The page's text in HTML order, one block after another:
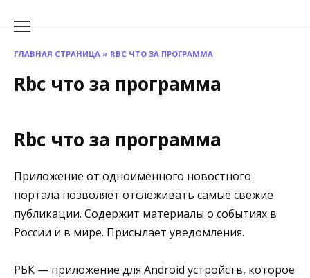
ГЛАВНАЯ СТРАНИЦА » RBC ЧТО ЗА ПРОГРАММА
Rbc что за программа
Rbc что за программа
Приложение от одноимённого новостного
портала позволяет отслеживать самые свежие
публикации. Содержит материалы о событиях в
России и в мире. Присылает уведомления.
РБК — приложение для Android устройств, которое